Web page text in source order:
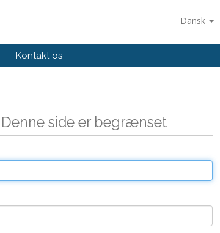
Dansk
Kontakt os
Denne side er begrænset